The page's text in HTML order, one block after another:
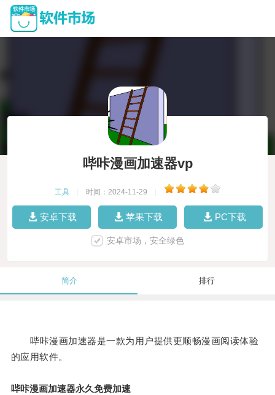
哔咔漫画加速器vp
工具 时间：2024-11-29
安卓下载 苹果下载 PC下载
安卓市场，安全绿色
简介 排行
哔咔漫画加速器是一款为用户提供更顺畅漫画阅读体验
的应用软件。
哔咔漫画加速器永久免费加速